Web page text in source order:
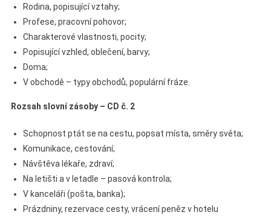
Rodina, popisující vztahy;
Profese, pracovní pohovor;
Charakterové vlastnosti, pocity;
Popisující vzhled, oblečení, barvy;
Doma;
V obchodě – typy obchodů, populární fráze.
Rozsah slovní zásoby – CD č. 2
Schopnost ptát se na cestu, popsat místa, směry světa;
Komunikace, cestování;
Návštěva lékaře, zdraví;
Na letišti a v letadle – pasová kontrola;
V kanceláři (pošta, banka);
Prázdniny, rezervace cesty, vrácení peněz v hotelu